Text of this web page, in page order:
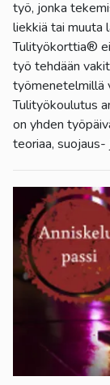
työ, jonka
liekkiä tai muuta
Tulityökorttia®
työ tehdään
työmenetelmillä
Tulityökoulutus
on yhden
teoriaa,